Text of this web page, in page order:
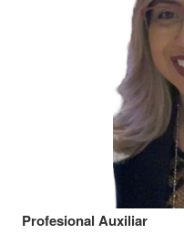
Profesional Auxiliar